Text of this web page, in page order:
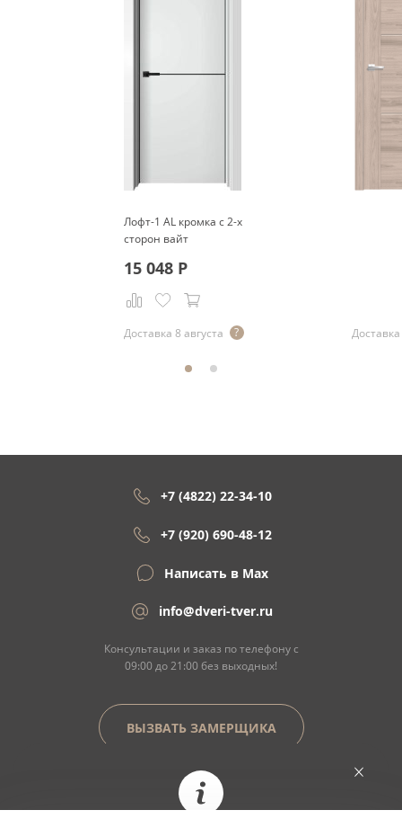
Лофт-1 AL кромка с 2-х
сторон вайт
15 048Р
Доставка 8 августа
+7 (4822) 22-34-10
+7 (920) 690-48-12
Написать в Max
info@dveri-tver.ru
Консультации и заказ по телефону с
09:00 до 21:00 без выходных!
ВЫЗВАТЬ ЗАМЕРЩИКА
Сайт не является договором оферты